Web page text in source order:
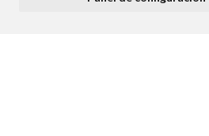
ninguna acción, se guardarán las